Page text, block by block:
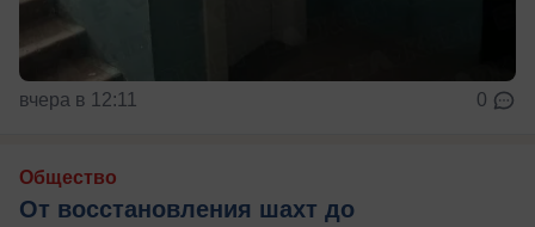
вчера в 12:11 0
Общество
От восстановления шахт до